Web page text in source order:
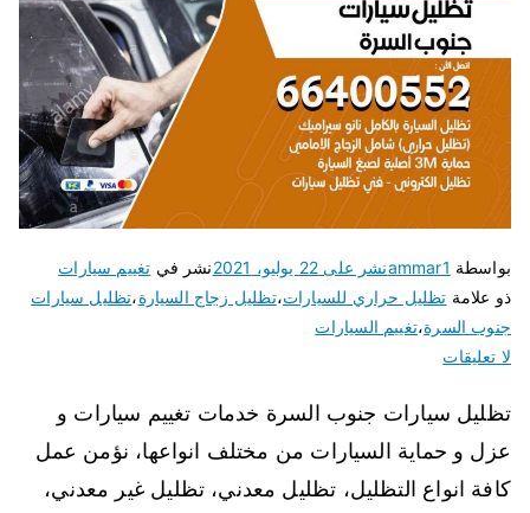
بواسطة ammar1نشر على 22 يوليو، 2021 نشر في تغييم سيارات
ذو علامة تظليل حراري للسيارات،تظليل زجاج السيارة،تظليل سيارات
جنوب السرة،تغييم السيارات
لا تعليقات
تظليل سيارات جنوب السرة خدمات تغييم سيارات و
عزل و حماية السيارات من مختلف انواعها، نؤمن عمل
كافة انواع التظليل، تظليل معدني، تظليل غير معدني،